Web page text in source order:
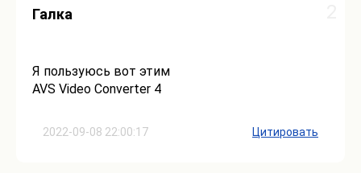
2022-09-08 22:00:17
Галка
Я пользуюсь вот этим
AVS Video Converter 4
Цитировать